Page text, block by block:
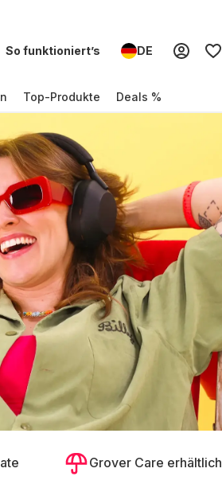
So funktioniert’s DE
Top-Produkte Deals %
Grover Care erhältlich